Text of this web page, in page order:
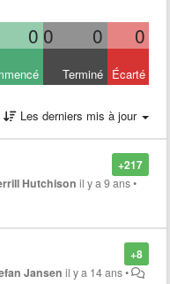
0 0 0 0
Terminé Écarté
Les derniers mis à jour
+217
Hutchison il y a 9 ans•
+8
Jansen il y a 14 ans•